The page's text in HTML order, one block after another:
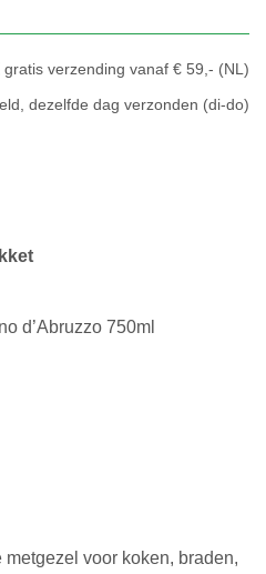
gratis verzending vanaf € 59,- (NL)
dezelfde dag verzonden (di-do)
d’Abruzzo 750ml
voor koken, braden,